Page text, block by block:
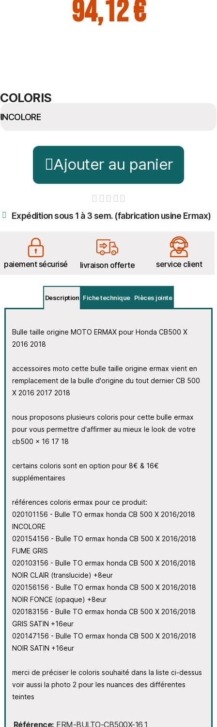
94,12 €
COLORIS
Ajouter au panier
    
Expédition sous 1 à 3 sem. (fabrication usine Ermax)
paiement sécurisé livraison offerte service client
Description Fiche technique Pièces jointe
Bulle taille origine MOTO ERMAX pour Honda CB500 X
2016 2018
accessoires moto cette bulle taille origine ermax vient en
remplacement de la bulle d'origine du tout dernier CB 500
X 2016 2017 2018
nous proposons plusieurs coloris pour cette bulle ermax
pour vous permettre d'affirmer au mieux le look de votre
cb500 x 16 17 18
certains coloris sont en option pour 8€ & 16€
supplémentaires
références coloris ermax pour ce produit:
020101156 - Bulle TO ermax honda CB 500 X 2016/2018
INCOLORE
020154156 - Bulle TO ermax honda CB 500 X 2016/2018
FUME GRIS
020103156 - Bulle TO ermax honda CB 500 X 2016/2018
NOIR CLAIR (translucide) +8eur
020156156 - Bulle TO ermax honda CB 500 X 2016/2018
NOIR FONCE (opaque) +8eur
020183156 - Bulle TO ermax honda CB 500 X 2016/2018
GRIS SATIN +16eur
020147156 - Bulle TO ermax honda CB 500 X 2016/2018
NOIR SATIN +16eur
merci de préciser le coloris souhaité dans la liste ci-dessus
voir aussi la photo 2 pour les nuances des différentes
teintes
Référence ERM-BULTO-CB500X-16_1